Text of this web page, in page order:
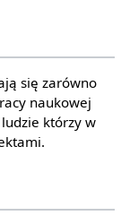
się zarówno
naukowej
którzy w